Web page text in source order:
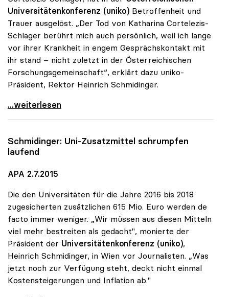
Universitätenkonferenz (uniko) Betroffenheit und
Trauer ausgelöst. „Der Tod von Katharina Cortelezis-
Schlager berührt mich auch persönlich, weil ich lange
vor ihrer Krankheit in engem Gesprächskontakt mit
ihr stand – nicht zuletzt in der Österreichischen
Forschungsgemeinschaft“, erklärt dazu uniko-
Präsident, Rektor Heinrich Schmidinger.
uniko-Präsident zum Tod von Katharina
...weiterlesen
Schmidinger: Uni-Zusatzmittel schrumpfen
laufend
APA 2.7.2015
Die den Universitäten für die Jahre 2016 bis 2018
zugesicherten zusätzlichen 615 Mio. Euro werden de
facto immer weniger. „Wir müssen aus diesen Mitteln
viel mehr bestreiten als gedacht", monierte der
Präsident der Universitätenkonferenz (uniko),
Heinrich Schmidinger, in Wien vor Journalisten. „Was
jetzt noch zur Verfügung steht, deckt nicht einmal
Kostensteigerungen und Inflation ab."